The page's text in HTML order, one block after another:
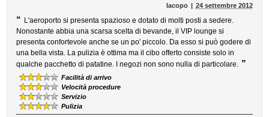
Iacopo 24 settembre 2012
“ L'aeroporto si presenta spazioso e dotato di molti posti a sedere.
Nonostante abbia una scarsa scelta di bevande, il VIP lounge si
presenta confortevole anche se un po' piccolo. Da esso si può godere di
una bella vista. La pulizia è ottima ma il cibo offerto consiste solo in
qualche pacchetto di patatine. I negozi non sono nulla di particolare. ”
Facilità di arrivo
Velocità procedure
Servizio
Pulizia